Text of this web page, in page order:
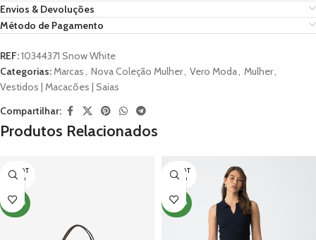
Envios & Devoluções
Método de Pagamento
REF:10344371 Snow White
Categorias:Marcas, Nova Coleção Mulher, Vero Moda, Mulher,
Vestidos | Macacões | Saias
Compartilhar:
Produtos Relacionados
ESGOT
ADO
NOVO
ESGOT
ADO
NOVO